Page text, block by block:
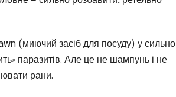
(миючий засіб для посуду) у сильно
паразитів. Але це не шампунь і не
рани.